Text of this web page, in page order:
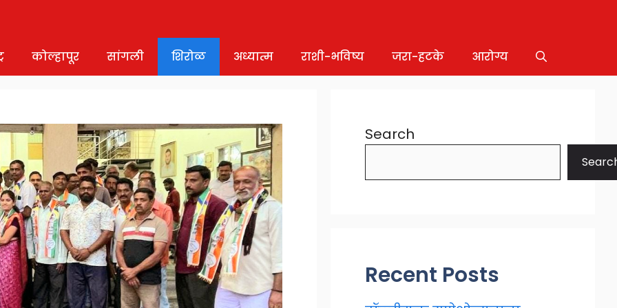
कोल्हापूर सांगली शिरोळ अध्यात्म राशी-भविष्य जरा-हटके आरोग्य
Search
Recent Posts